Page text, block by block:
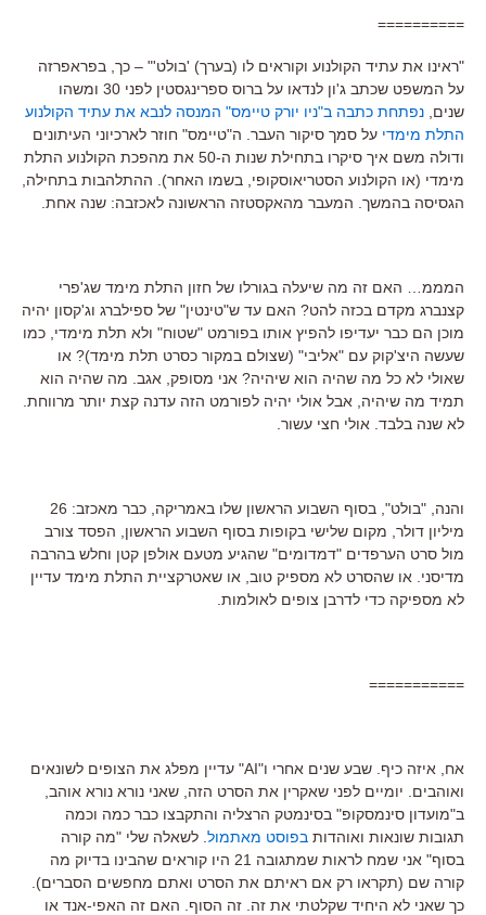
==========
"ראינו את עתיד הקולנוע וקוראים לו (בערך) 'בולט'" – כך, בפראפרזה
על המשפט שכתב ג'ון לנדאו על ברוס ספרינגסטין לפני 30 ומשהו
שנים, נפתחת כתבה ב"ניו יורק טיימס" המנסה לנבא את עתיד הקולנוע
התלת מימדי על סמך סיקור העבר. ה"טיימס" חוזר לארכיוני העיתונים
ודולה משם איך סיקרו בתחילת שנות ה-50 את מהפכת הקולנוע התלת
מימדי (או הקולנוע הסטריאוסקופי, בשמו האחר). ההתלהבות בתחילה,
הגסיסה בהמשך. המעבר מהאקסטזה הראשונה לאכזבה: שנה אחת.
המממ… האם זה מה שיעלה בגורלו של חזון התלת מימד שג'פרי
קצנברג מקדם בכזה להט? האם עד ש"טינטין" של ספילברג וג'קסון יהיה
מוכן הם כבר יעדיפו להפיץ אותו בפורמט "שטוח" ולא תלת מימדי, כמו
שעשה היצ'קוק עם "אליבי" (שצולם במקור כסרט תלת מימד)? או
שאולי לא כל מה שהיה הוא שיהיה? אני מסופק, אגב. מה שהיה הוא
תמיד מה שיהיה, אבל אולי יהיה לפורמט הזה עדנה קצת יותר מרווחת.
לא שנה בלבד. אולי חצי עשור.
והנה, "בולט", בסוף השבוע הראשון שלו באמריקה, כבר מאכזב: 26
מיליון דולר, מקום שלישי בקופות בסוף השבוע הראשון, הפסד צורב
מול סרט הערפדים "דמדומים" שהגיע מטעם אולפן קטן וחלש בהרבה
מדיסני. או שהסרט לא מספיק טוב, או שאטרקציית התלת מימד עדיין
לא מספיקה כדי לדרבן צופים לאולמות.
===========
אח, איזה כיף. שבע שנים אחרי ו"AI" עדיין מפלג את הצופים לשונאים
ואוהבים. יומיים לפני שאקרין את הסרט הזה, שאני נורא נורא אוהב,
ב"מועדון סינמסקופ" בסינמטק הרצליה והתקבצו כבר כמה וכמה
תגובות שונאות ואוהדות בפוסט מאתמול . לשאלה שלי "מה קורה
בסוף" אני שמח לראות שמתגובה 21 היו קוראים שהבינו בדיוק מה
קורה שם (תקראו רק אם ראיתם את הסרט ואתם מחפשים הסברים).
כך שאני לא היחיד שקלטתי את זה. זה הסוף. האם זה האפי-אנד או